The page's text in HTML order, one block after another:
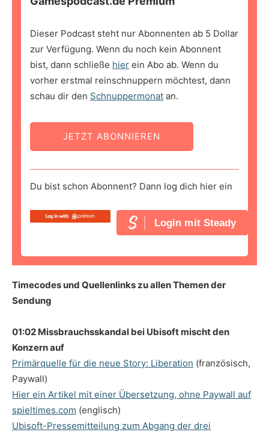
Dieser Podcast steht nur Abonnenten ab 5 Dollar
zur Verfügung. Wenn du noch kein Abonnent
bist, dann schließe hier ein Abo ab. Wenn du
vorher erstmal reinschnuppern möchtest, dann
schau dir den Schnuppermonat an.
JETZT ABONNIEREN
Du bist schon Abonnent? Dann log dich hier ein
Login mit Steady
Timecodes und Quellenlinks zu allen Themen der
Sendung
01:02 Missbrauchsskandal bei Ubisoft mischt den
Konzern auf
Primärquelle für die neue Story: Liberation (französisch,
Paywall)
Hier ein Artikel mit einer Übersetzung, ohne Paywall auf
spieltimes.com (englisch)
Ubisoft-Pressemitteilung zum Abgang der drei